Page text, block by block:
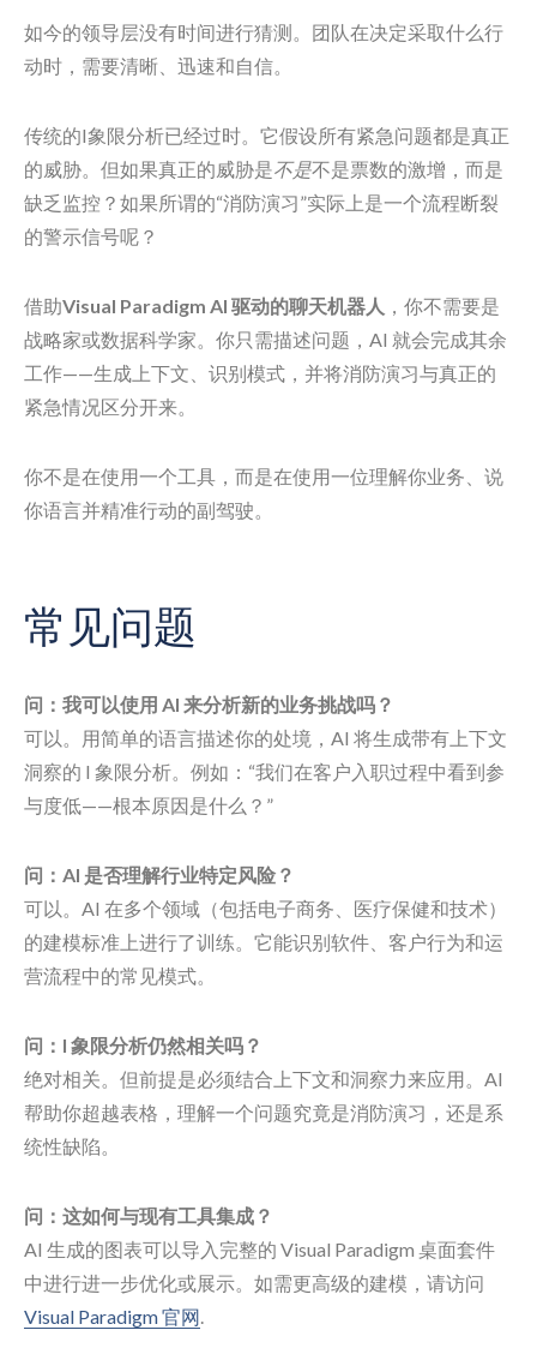
如今的领导层没有时间进行猜测。团队在决定采取什么行
动时，需要清晰、迅速和自信。
传统的I象限分析已经过时。它假设所有紧急问题都是真正
的威胁。但如果真正的威胁是不是不是票数的激增，而是
缺乏监控？如果所谓的“消防演习”实际上是一个流程断裂
的警示信号呢？
借助Visual Paradigm AI 驱动的聊天机器人 ，你不需要是
战略家或数据科学家。你只需描述问题，AI 就会完成其余
工作——生成上下文、识别模式，并将消防演习与真正的
紧急情况区分开来。
你不是在使用一个工具，而是在使用一位理解你业务、说
你语言并精准行动的副驾驶。
常见问题
问：我可以使用 AI 来分析新的业务挑战吗？
可以。用简单的语言描述你的处境，AI 将生成带有上下文
洞察的 I 象限分析。例如：“我们在客户入职过程中看到参
与度低——根本原因是什么？”
问：AI 是否理解行业特定风险？
可以。AI 在多个领域（包括电子商务、医疗保健和技术）
的建模标准上进行了训练。它能识别软件、客户行为和运
营流程中的常见模式。
问：I 象限分析仍然相关吗？
绝对相关。但前提是必须结合上下文和洞察力来应用。AI
帮助你超越表格，理解一个问题究竟是消防演习，还是系
统性缺陷。
问：这如何与现有工具集成？
AI 生成的图表可以导入完整的 Visual Paradigm 桌面套件
中进行进一步优化或展示。如需更高级的建模，请访问
Visual Paradigm 官网.